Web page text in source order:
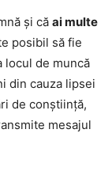
și că ai multe
posibil să fie
locul de muncă
din cauza lipsei
de conștiință,
mesajul